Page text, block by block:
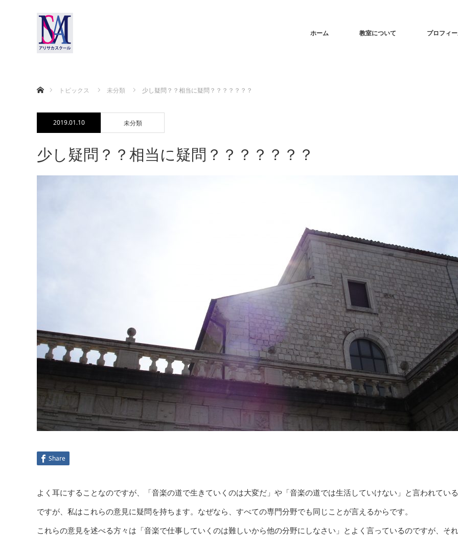
ホーム 教室について プロフィ
トピックス
未分類 少し疑問？？相当に疑問？？？？？？？
2019.01.10 未分類
少し疑問？？相当に疑問？？？？？？？
Share
よく耳にすることなのですが、「音楽の道で生きていくのは大変だ」や「音楽の道では生活していけない」と言われてい
ですが、私はこれらの意見に疑問を持ちます。なぜなら、すべての専門分野でも同じことが言えるからです。
これらの意見を述べる方々は「音楽で仕事していくのは難しいから他の分野にしなさい」とよく言っているのですが、そ